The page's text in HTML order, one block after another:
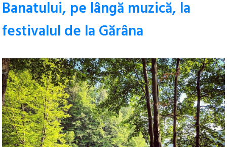
Banatului, pe lângă muzică, la
festivalul de la Gărâna